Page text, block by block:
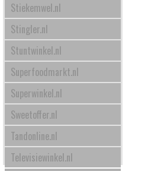
Stiekemwel.nl
Stingler.nl
Stuntwinkel.nl
Superfoodmarkt.nl
Superwinkel.nl
Sweetoffer.nl
Tandonline.nl
Televisiewinkel.nl